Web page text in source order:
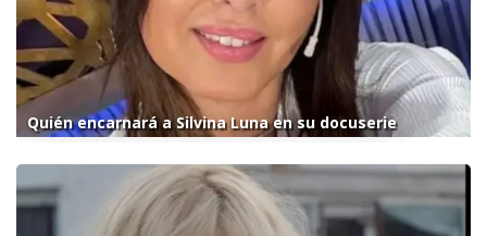
Quién encarnará a Silvina Luna en su docuserie